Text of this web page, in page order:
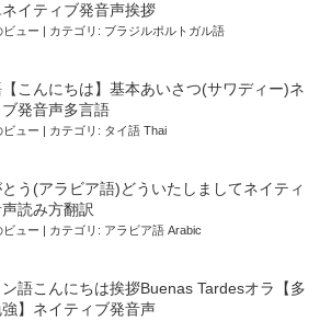
イティブ発音声挨拶
ビュー カテゴリ: ブラジルポルトガル語
【こんにちは】基本あいさつ(サワディー)ネ
発音声多言語
ビュー カテゴリ: タイ語 Thai
う(アラビア語)どういたしましてネイティ
読み方翻訳
ビュー カテゴリ: アラビア語 Arabic
語こんにちは挨拶Buenas Tardesオラ【多
】ネイティブ発音声